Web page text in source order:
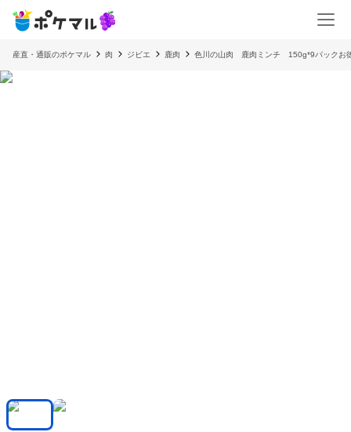
産直・通販のポケマル 肉 ジビエ 鹿肉 色川の山肉 鹿肉ミンチ 150g*9パックお